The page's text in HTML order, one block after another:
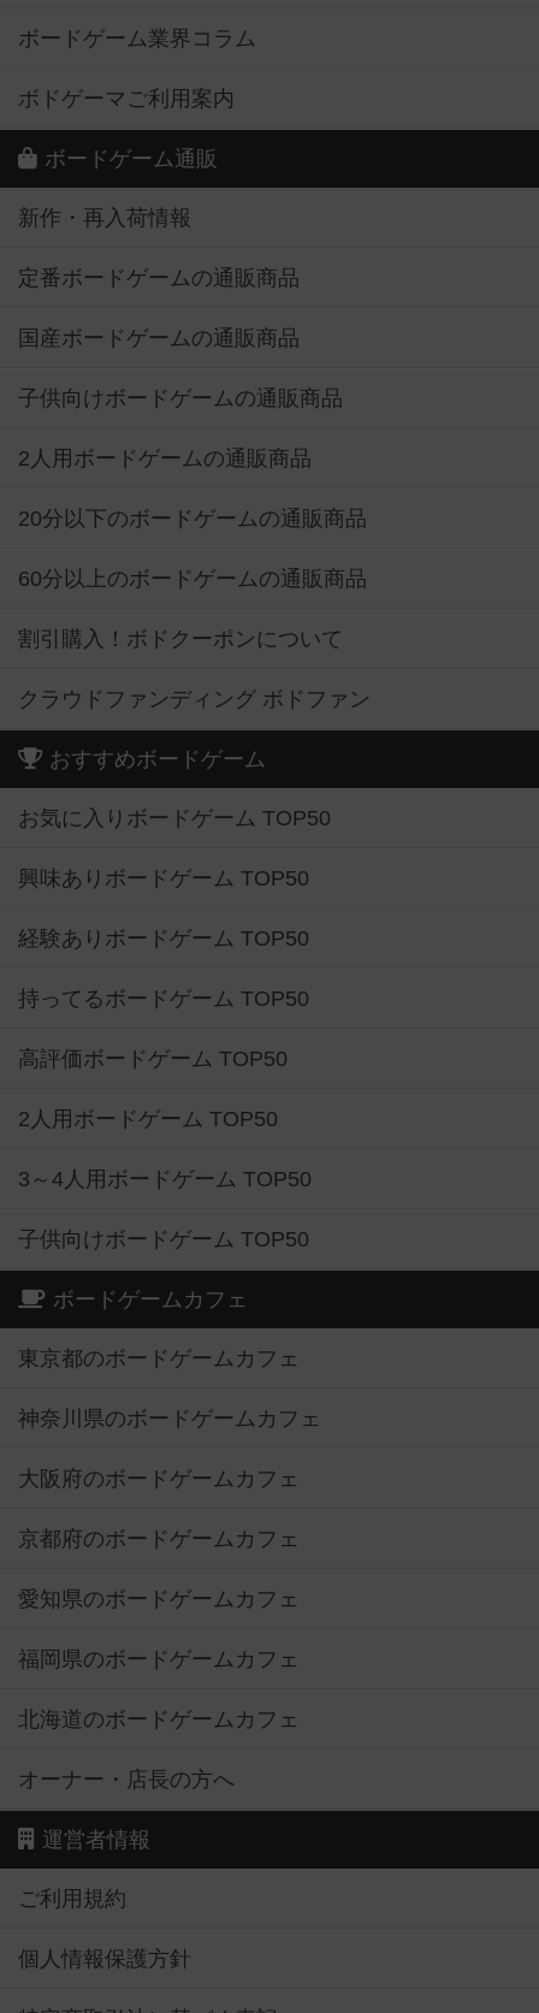
ボードゲーム業界コラム
ボドゲーマご利用案内
ボードゲーム通販
新作・再入荷情報
定番ボードゲームの通販商品
国産ボードゲームの通販商品
子供向けボードゲームの通販商品
2人用ボードゲームの通販商品
20分以下のボードゲームの通販商品
60分以上のボードゲームの通販商品
割引購入！ボドクーポンについて
クラウドファンディング ボドファン
おすすめボードゲーム
お気に入りボードゲーム TOP50
興味ありボードゲーム TOP50
経験ありボードゲーム TOP50
持ってるボードゲーム TOP50
高評価ボードゲーム TOP50
2人用ボードゲーム TOP50
3～4人用ボードゲーム TOP50
子供向けボードゲーム TOP50
ボードゲームカフェ
東京都のボードゲームカフェ
神奈川県のボードゲームカフェ
大阪府のボードゲームカフェ
京都府のボードゲームカフェ
愛知県のボードゲームカフェ
福岡県のボードゲームカフェ
北海道のボードゲームカフェ
オーナー・店長の方へ
運営者情報
ご利用規約
個人情報保護方針